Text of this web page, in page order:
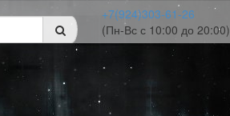
+7(924)303-61-26
(Пн-Вс с 10:00 до 20:00)